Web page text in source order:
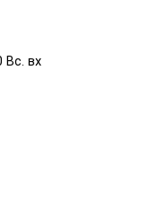
Вс. вх